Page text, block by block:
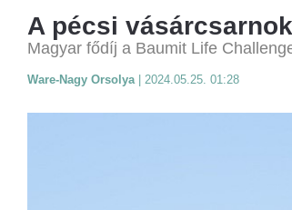
A pécsi
Magyar fődíj a Baumit Life
Ware-Nagy Orsolya 2024.05.25. 01:28